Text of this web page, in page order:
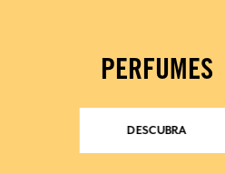
PERFUMES
DESCUBRA